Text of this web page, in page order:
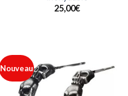
25,00€
Nouveau
Ajouter